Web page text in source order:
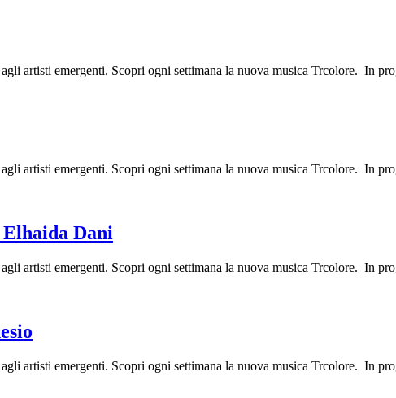
artisti emergenti. Scopri ogni settimana la nuova musica Trcolore. In
artisti emergenti. Scopri ogni settimana la nuova musica Trcolore. In
Dani
artisti emergenti. Scopri ogni settimana la nuova musica Trcolore. In
artisti emergenti. Scopri ogni settimana la nuova musica Trcolore. In